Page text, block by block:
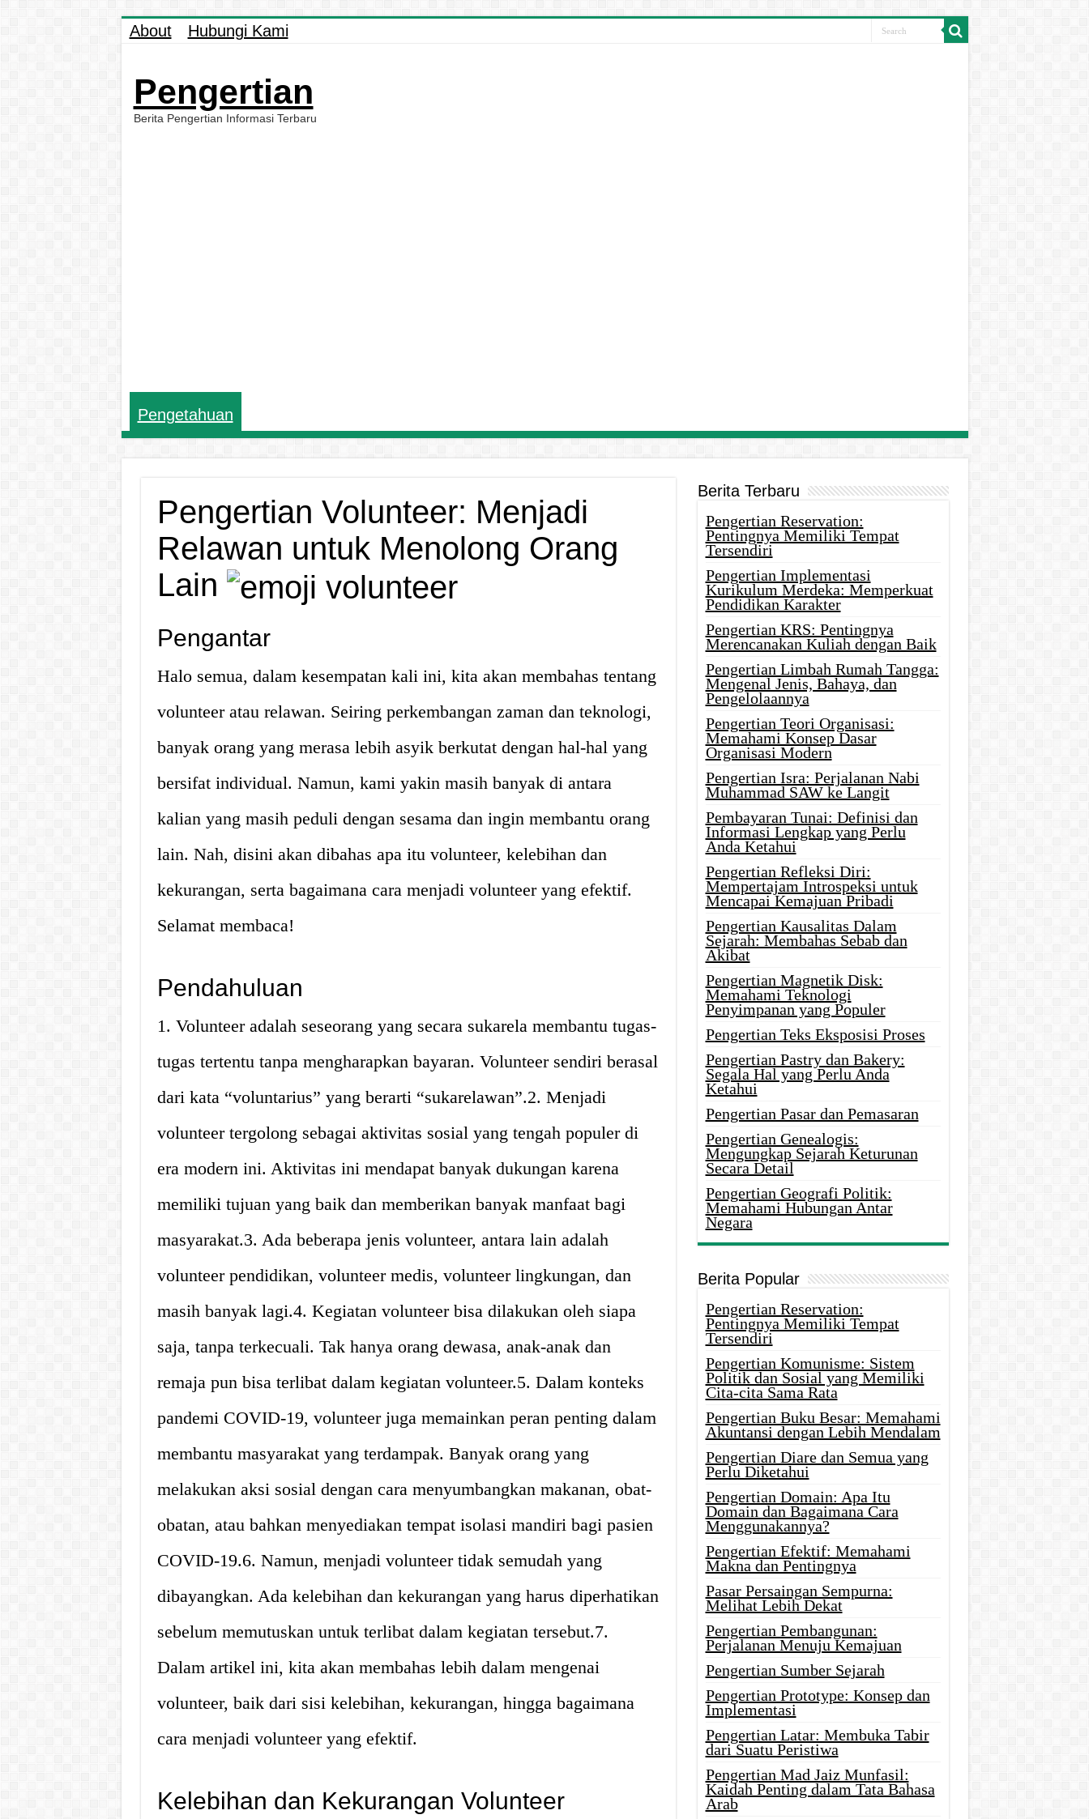
About Hubungi Kami
Pengertian
Berita Pengertian Informasi Terbaru
Pengetahuan
Pengertian Volunteer: Menjadi
Relawan untuk Menolong Orang
Lain
Pengantar
Halo semua, dalam kesempatan kali ini, kita akan membahas tentang
volunteer atau relawan. Seiring perkembangan zaman dan teknologi,
banyak orang yang merasa lebih asyik berkutat dengan hal-hal yang
bersifat individual. Namun, kami yakin masih banyak di antara
kalian yang masih peduli dengan sesama dan ingin membantu orang
lain. Nah, disini akan dibahas apa itu volunteer, kelebihan dan
kekurangan, serta bagaimana cara menjadi volunteer yang efektif.
Selamat membaca!
Pendahuluan
1. Volunteer adalah seseorang yang secara sukarela membantu tugas-
tugas tertentu tanpa mengharapkan bayaran. Volunteer sendiri berasal
dari kata “voluntarius” yang berarti “sukarelawan”.2. Menjadi
volunteer tergolong sebagai aktivitas sosial yang tengah populer di
era modern ini. Aktivitas ini mendapat banyak dukungan karena
memiliki tujuan yang baik dan memberikan banyak manfaat bagi
masyarakat.3. Ada beberapa jenis volunteer, antara lain adalah
volunteer pendidikan, volunteer medis, volunteer lingkungan, dan
masih banyak lagi.4. Kegiatan volunteer bisa dilakukan oleh siapa
saja, tanpa terkecuali. Tak hanya orang dewasa, anak-anak dan
remaja pun bisa terlibat dalam kegiatan volunteer.5. Dalam konteks
pandemi COVID-19, volunteer juga memainkan peran penting dalam
membantu masyarakat yang terdampak. Banyak orang yang
melakukan aksi sosial dengan cara menyumbangkan makanan, obat-
obatan, atau bahkan menyediakan tempat isolasi mandiri bagi pasien
COVID-19.6. Namun, menjadi volunteer tidak semudah yang
dibayangkan. Ada kelebihan dan kekurangan yang harus diperhatikan
sebelum memutuskan untuk terlibat dalam kegiatan tersebut.7.
Dalam artikel ini, kita akan membahas lebih dalam mengenai
volunteer, baik dari sisi kelebihan, kekurangan, hingga bagaimana
cara menjadi volunteer yang efektif.
Kelebihan dan Kekurangan Volunteer
Berita Terbaru
Pengertian Reservation:
Pentingnya Memiliki Tempat
Tersendiri
Pengertian Implementasi
Kurikulum Merdeka: Memperkuat
Pendidikan Karakter
Pengertian KRS: Pentingnya
Merencanakan Kuliah dengan Baik
Pengertian Limbah Rumah Tangga:
Mengenal Jenis, Bahaya, dan
Pengelolaannya
Pengertian Teori Organisasi:
Memahami Konsep Dasar
Organisasi Modern
Pengertian Isra: Perjalanan Nabi
Muhammad SAW ke Langit
Pembayaran Tunai: Definisi dan
Informasi Lengkap yang Perlu
Anda Ketahui
Pengertian Refleksi Diri:
Mempertajam Introspeksi untuk
Mencapai Kemajuan Pribadi
Pengertian Kausalitas Dalam
Sejarah: Membahas Sebab dan
Akibat
Pengertian Magnetik Disk:
Memahami Teknologi
Penyimpanan yang Populer
Pengertian Teks Eksposisi Proses
Pengertian Pastry dan Bakery:
Segala Hal yang Perlu Anda
Ketahui
Pengertian Pasar dan Pemasaran
Pengertian Genealogis:
Mengungkap Sejarah Keturunan
Secara Detail
Pengertian Geografi Politik:
Memahami Hubungan Antar
Negara
Berita Popular
Pengertian Reservation:
Pentingnya Memiliki Tempat
Tersendiri
Pengertian Komunisme: Sistem
Politik dan Sosial yang Memiliki
Cita-cita Sama Rata
Pengertian Buku Besar: Memahami
Akuntansi dengan Lebih Mendalam
Pengertian Diare dan Semua yang
Perlu Diketahui
Pengertian Domain: Apa Itu
Domain dan Bagaimana Cara
Menggunakannya?
Pengertian Efektif: Memahami
Makna dan Pentingnya
Pasar Persaingan Sempurna:
Melihat Lebih Dekat
Pengertian Pembangunan:
Perjalanan Menuju Kemajuan
Pengertian Sumber Sejarah
Pengertian Prototype: Konsep dan
Implementasi
Pengertian Latar: Membuka Tabir
dari Suatu Peristiwa
Pengertian Mad Jaiz Munfasil:
Kaidah Penting dalam Tata Bahasa
Arab